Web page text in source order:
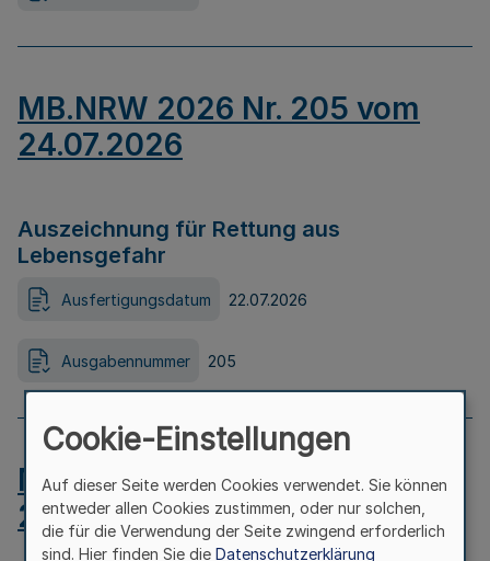
MB.NRW 2026 Nr. 205 vom
24.07.2026
Auszeichnung für Rettung aus
Lebensgefahr
Ausfertigungsdatum 22.07.2026
Ausgabennummer 205
MB.NRW 2026 Nr. 204 vom
24.07.2026
Cookie-Einstellungen
Auf dieser Seite werden Cookies verwendet. Sie können
entweder allen Cookies zustimmen, oder nur solchen,
die für die Verwendung der Seite zwingend erforderlich
sind. Hier finden Sie die Datenschutzerklärung